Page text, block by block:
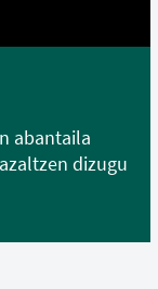
abantaila
dizugu